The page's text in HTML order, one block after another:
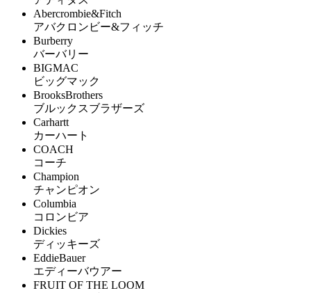
Abercrombie&Fitch
アバクロンビー&フィッチ
Burberry
バーバリー
BIGMAC
ビッグマック
BrooksBrothers
ブルックスブラザーズ
Carhartt
カーハート
COACH
コーチ
Champion
チャンピオン
Columbia
コロンビア
Dickies
ディッキーズ
EddieBauer
エディーバウアー
FRUIT OF THE LOOM